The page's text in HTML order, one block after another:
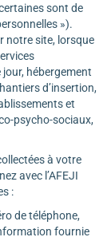
sont de
»).
notre site, lorsque
jour, hébergement
d’insertion,
et
psycho-sociaux,
à votre
avec l’AFEJI
:
de téléphone,
fournie